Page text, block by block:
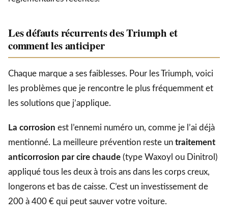
Les défauts récurrents des Triumph et
comment les anticiper
Chaque marque a ses faiblesses. Pour les Triumph, voici
les problèmes que je rencontre le plus fréquemment et
les solutions que j’applique.
La corrosion est l’ennemi numéro un, comme je l’ai déjà
mentionné. La meilleure prévention reste un traitement
anticorrosion par cire chaude (type Waxoyl ou Dinitrol)
appliqué tous les deux à trois ans dans les corps creux,
longerons et bas de caisse. C’est un investissement de
200 à 400 € qui peut sauver votre voiture.